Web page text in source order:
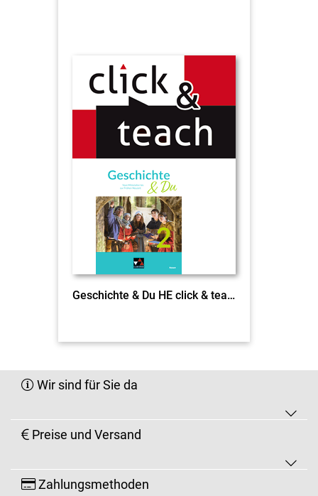
Geschichte & Du HE click & teach 2 EL
Wir sind für Sie da
Preise und Versand
Zahlungsmethoden